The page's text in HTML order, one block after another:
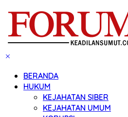
BERANDA
HUKUM
KEJAHATAN SIBER
KEJAHATAN UMUM